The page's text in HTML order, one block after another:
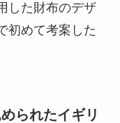
した財布のデザ
初めて考案した
られたイギリ